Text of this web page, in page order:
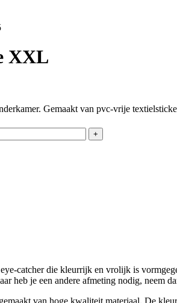
XXL
Gemaakt van pvc-vrije
catcher die kleurrijk en vrolijk is
heb je een andere afmeting nodig, neem
van hoge kwaliteit materiaal. De